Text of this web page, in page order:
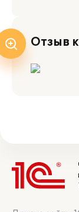
Отзыв